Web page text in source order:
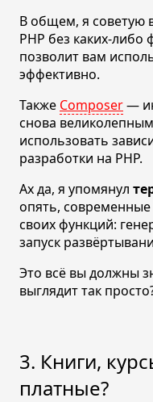
В общем, я советую
PHP без каких-
позволит вам
эффективно.
Также Composer—
снова
использовать
разработки на PHP.
Ах да, я упомянул
опять,
своих функций:
запуск
Это всё вы должны
выглядит так
3. Книги,
платные?